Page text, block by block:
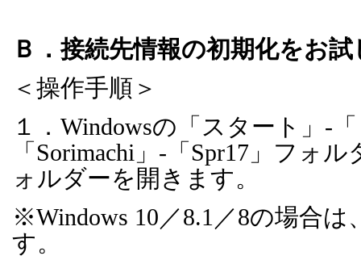
Ｂ．接続先情報の初期化をお
＜操作手順＞
１． Windowsの「スタート」 -
「 Sorimachi 」 - 「 Spr17 」フォル
ォルダーを開きます。
※Windows 10 ／8.1 ／8の場合は
す。